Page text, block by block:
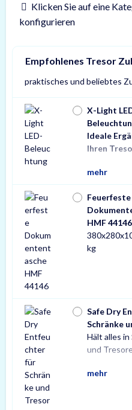
Klicken Sie auf eine
konfigurieren
Empfohlenes Tresor
praktisches und beliebtes
X-Light
Ideale
Ihren
mehr
Feuerfeste
HMF 44146
kg
Safe Dry
Schränke
Hält alles in
und
Praktischer
aus
Tresore
gegen Rost,
mehr